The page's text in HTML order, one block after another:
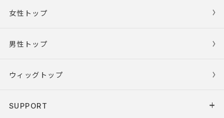
女性トップ
男性トップ
ウィッグトップ
SUPPORT